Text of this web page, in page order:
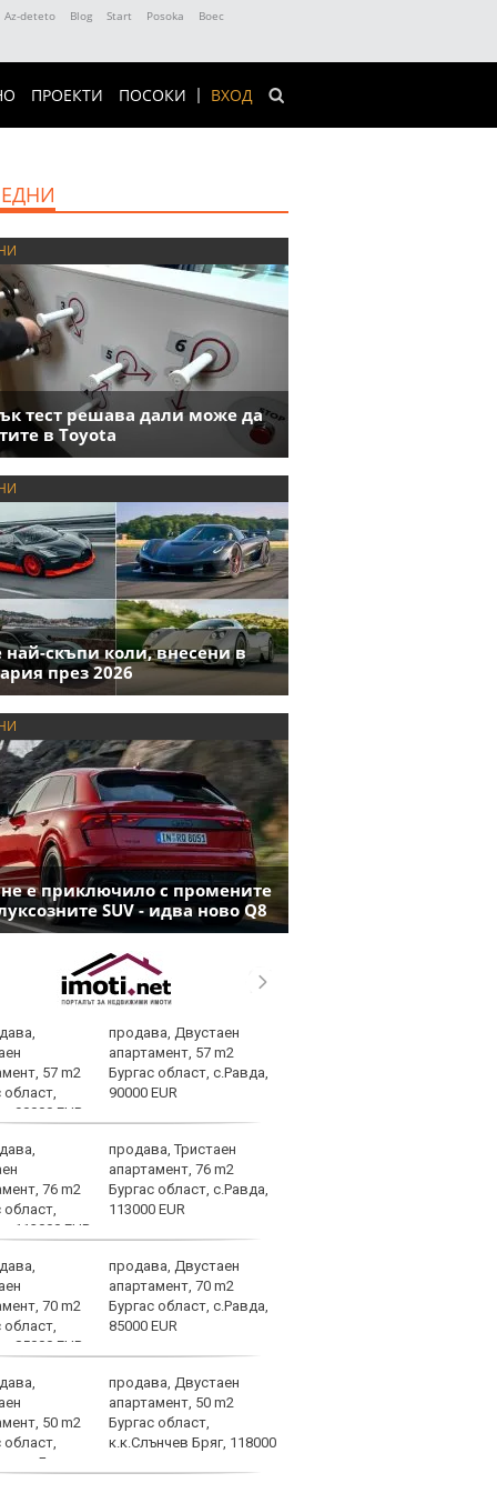
Az-deteto Blog Start Posoka
Boec
ВХОД
ПРОЕКТИ ПОСОКИ
тест решава дали може да
в Toyota
най-скъпи коли, внесени в
през 2026
е приключило с промените
SUV - идва ново Q8
продава, Двустаен
апартамент, 57 m2
Бургас област, с.Равда,
90000 EUR
продава, Тристаен
апартамент, 76 m2
Бургас област, с.Равда,
113000 EUR
продава, Двустаен
апартамент, 70 m2
Бургас област, с.Равда,
85000 EUR
продава, Двустаен
апартамент, 50 m2
Бургас област,
к.к.Слънчев Бряг, 118000